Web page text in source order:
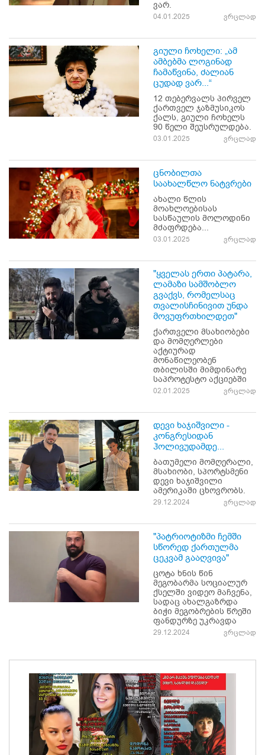
ვარ.
04.01.2025 ვრცლად
გიული ჩოხელი: „ამ
ამბებმა ლოგინად
ჩამაწვინა, ძალიან
ცუდად ვარ...“
12 თებერვალს პირველ
ქართველ ჯაზმუსიკოს
ქალს, გიული ჩოხელს
90 წელი შეუსრულდება.
03.01.2025 ვრცლად
ცნობილთა
საახალწლო ნატვრები
ახალი წლის
მოახლოებისას
სასწაულის მოლოდინი
მძაფრდება...
03.01.2025 ვრცლად
"ყველას ერთი პატარა,
ლამაზი სამშობლო
გვაქვს, რომელსაც
თვალისჩინივით უნდა
მოვუფრთხილდეთ"
ქართველი მსახიობები
და მომღერლები
აქტიურად
მონაწილეობენ
თბილისში მიმდინარე
საპროტესტო აქციებში
02.01.2025 ვრცლად
დევი ხაჯიშვილი -
კონგრესიდან
ჰოლივუდამდე...
ბათუმელი მომღერალი,
მსახიობი, სპორტსმენი
დევი ხაჯიშვილი
ამერიკაში ცხოვრობს.
29.12.2024 ვრცლად
"პატრიოტიზმი ჩემში
სწორედ ქართულმა
ცეკვამ გააღვივა"
ცოტა ხნის წინ
მეგობარმა სოციალურ
ქსელში ვიდეო მაჩვენა,
სადაც ახალგაზრდა
ბიჭი მეგობრების წრეში
ფანდურზე უკრავდა
29.12.2024 ვრცლად